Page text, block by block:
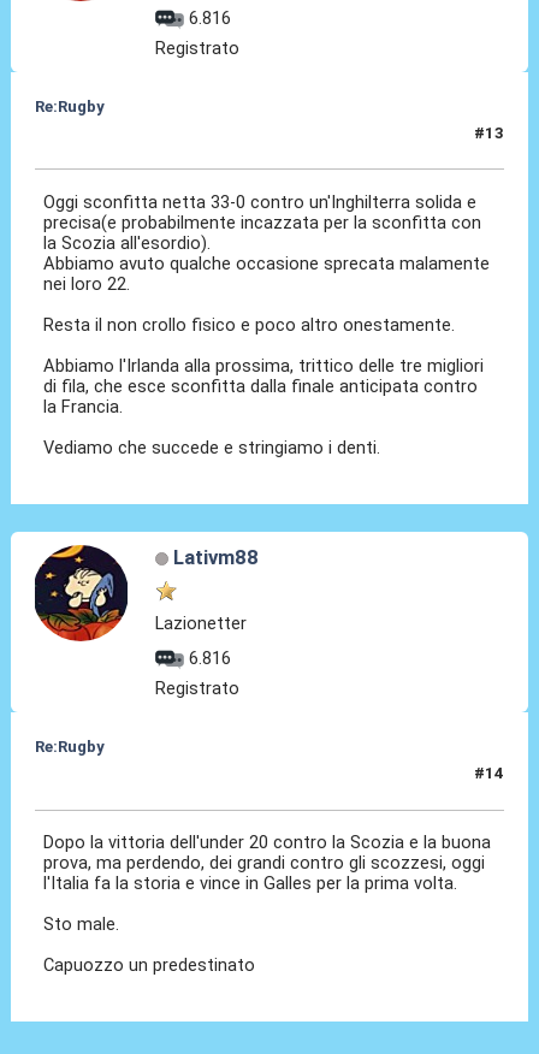
6.816
Registrato
Re:Rugby
#13
Oggi sconfitta netta 33-0 contro un'Inghilterra solida e
precisa(e probabilmente incazzata per la sconfitta con
la Scozia all'esordio).
Abbiamo avuto qualche occasione sprecata malamente
nei loro 22.
Resta il non crollo fisico e poco altro onestamente.
Abbiamo l'Irlanda alla prossima, trittico delle tre migliori
di fila, che esce sconfitta dalla finale anticipata contro
la Francia.
Vediamo che succede e stringiamo i denti.
Lativm88
Lazionetter
6.816
Registrato
Re:Rugby
#14
Dopo la vittoria dell'under 20 contro la Scozia e la buona
prova, ma perdendo, dei grandi contro gli scozzesi, oggi
l'Italia fa la storia e vince in Galles per la prima volta.
Sto male.
Capuozzo un predestinato